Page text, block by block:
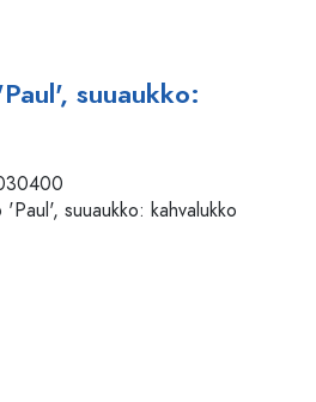
suuaukko: